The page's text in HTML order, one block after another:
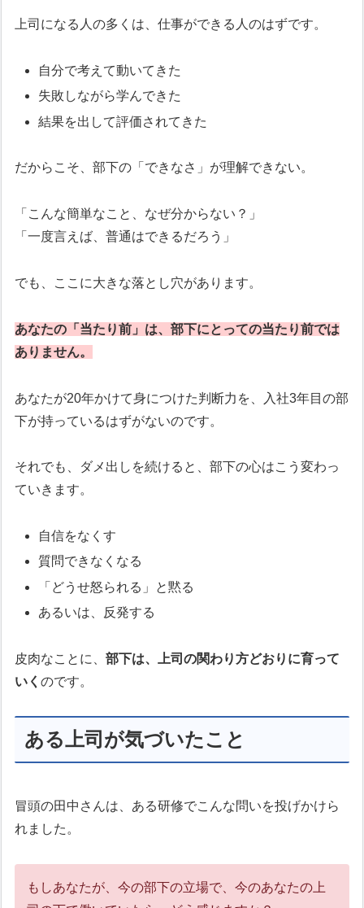
上司になる人の多くは、仕事ができる人のはずです。
自分で考えて動いてきた
失敗しながら学んできた
結果を出して評価されてきた
だからこそ、部下の「できなさ」が理解できない。
「こんな簡単なこと、なぜ分からない？」
「一度言えば、普通はできるだろう」
でも、ここに大きな落とし穴があります。
あなたの「当たり前」は、部下にとっての当たり前では
ありません。
あなたが20年かけて身につけた判断力を、入社3年目の部
下が持っているはずがないのです。
それでも、ダメ出しを続けると、部下の心はこう変わっ
ていきます。
自信をなくす
質問できなくなる
「どうせ怒られる」と黙る
あるいは、反発する
皮肉なことに、部下は、上司の関わり方どおりに育って
いくのです。
ある上司が気づいたこと
冒頭の田中さんは、ある研修でこんな問いを投げかけら
れました。
もしあなたが、今の部下の立場で、今のあなたの上